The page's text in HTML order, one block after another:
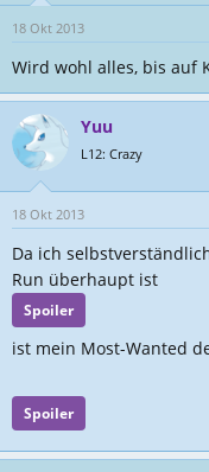
18 Okt 2013
Wird wohl alles, bis auf
Yuu
L12: Crazy
18 Okt 2013
Da ich
Run überhaupt ist
Spoiler
ist mein Most-Wanted
Spoiler